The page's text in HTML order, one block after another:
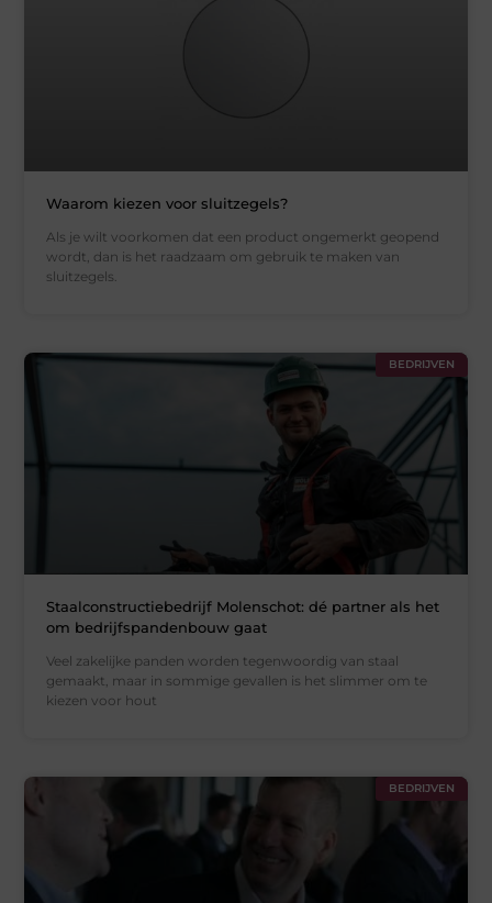
Waarom kiezen voor sluitzegels?
Als je wilt voorkomen dat een product ongemerkt geopend
wordt, dan is het raadzaam om gebruik te maken van
sluitzegels.
BEDRIJVEN
Staalconstructiebedrijf Molenschot: dé partner als het
om bedrijfspandenbouw gaat
Veel zakelijke panden worden tegenwoordig van staal
gemaakt, maar in sommige gevallen is het slimmer om te
kiezen voor hout
BEDRIJVEN